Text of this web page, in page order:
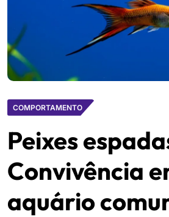
COMPORTAMENTO
Peixes
Convivência
aquário